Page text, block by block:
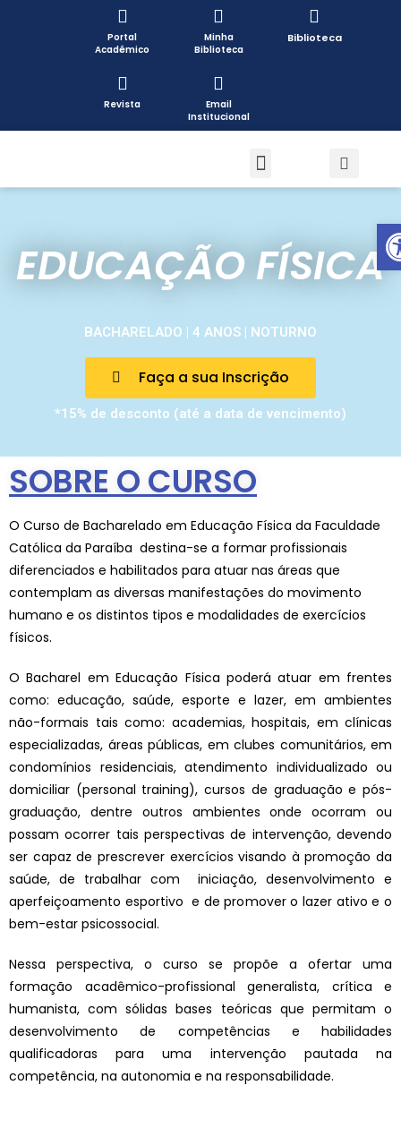
Portal
Acadêmico
Minha
Biblioteca
Biblioteca
Revista
Email
Institucional
EDUCAÇÃO FÍSICA
BACHARELADO | 4 ANOS | NOTURNO
Faça a sua Inscrição
*15% de desconto (até a data de vencimento)
SOBRE O CURSO
O Curso de Bacharelado em Educação Física da Faculdade
Católica da Paraíba destina-se a formar profissionais
diferenciados e habilitados para atuar nas áreas que
contemplam as diversas manifestações do movimento
humano e os distintos tipos e modalidades de exercícios
físicos.
O Bacharel em Educação Física poderá atuar em frentes
como: educação, saúde, esporte e lazer, em ambientes
não-formais tais como: academias, hospitais, em clínicas
especializadas, áreas públicas, em clubes comunitários, em
condomínios residenciais, atendimento individualizado ou
domiciliar (personal training), cursos de graduação e pós-
graduação, dentre outros ambientes onde ocorram ou
possam ocorrer tais perspectivas de intervenção, devendo
ser capaz de prescrever exercícios visando à promoção da
saúde, de trabalhar com iniciação, desenvolvimento e
aperfeiçoamento esportivo e de promover o lazer ativo e o
bem-estar psicossocial.
Nessa perspectiva, o curso se propõe a ofertar uma
formação acadêmico-profissional generalista, crítica e
humanista, com sólidas bases teóricas que permitam o
desenvolvimento de competências e habilidades
qualificadoras para uma intervenção pautada na
competência, na autonomia e na responsabilidade.
Open toolbar